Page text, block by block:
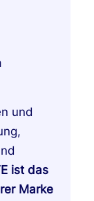
und
ist das
Marke